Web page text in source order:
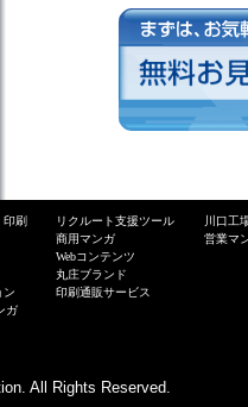
刷
ン
ガ
リクルート支援ツール
商用マンガ
Webコンテンツ
丸庄ブランド
印刷通販サービス
川口工
営業マ
All Rights Reserved.